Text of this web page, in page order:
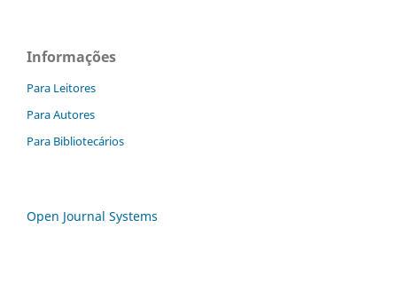
Informações
Para Leitores
Para Autores
Para Bibliotecários
Open Journal Systems